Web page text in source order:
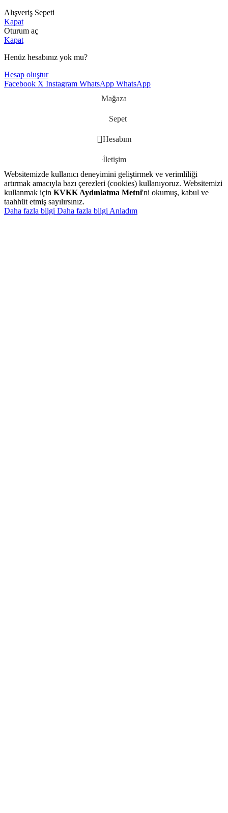
Alışveriş Sepeti
Kapat
Oturum aç
Kapat
Henüz hesabınız yok mu?
Hesap oluştur
Facebook X Instagram WhatsApp WhatsApp
Mağaza
Sepet
Hesabım
İletişim
Websitemizde kullanıcı deneyimini geliştirmek ve verimliliği
artırmak amacıyla bazı çerezleri (cookies) kullanıyoruz. Websitemizi
kullanmak için KVKK Aydınlatma Metni'ni okumuş, kabul ve
taahhüt etmiş sayılırsınız.
Daha fazla bilgi Daha fazla bilgi Anladım